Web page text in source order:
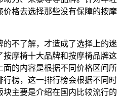
格去选择那些没有保障的按摩
不了解，才造成了选择上的迷
摩椅十大品牌和按摩椅品牌这
的内容是根据不同价格区间所
榜，这一排行榜会根据不同时
主要是介绍在国内比较流行的